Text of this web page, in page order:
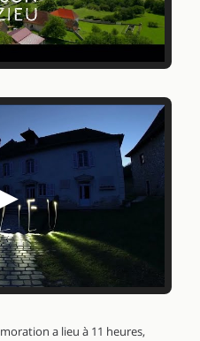
a lieu à 11 heures,